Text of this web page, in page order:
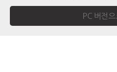
PC 버전으